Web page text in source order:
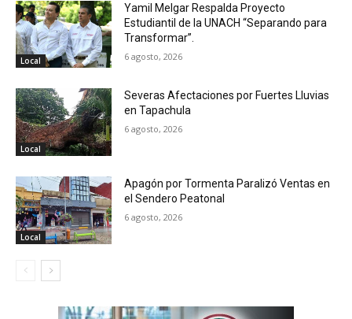
Local
Yamil Melgar Respalda Proyecto
Estudiantil de la UNACH “Separando para
Transformar”.
6 agosto, 2026
Local
Severas Afectaciones por Fuertes Lluvias
en Tapachula
6 agosto, 2026
Local
Apagón por Tormenta Paralizó Ventas en
el Sendero Peatonal
6 agosto, 2026